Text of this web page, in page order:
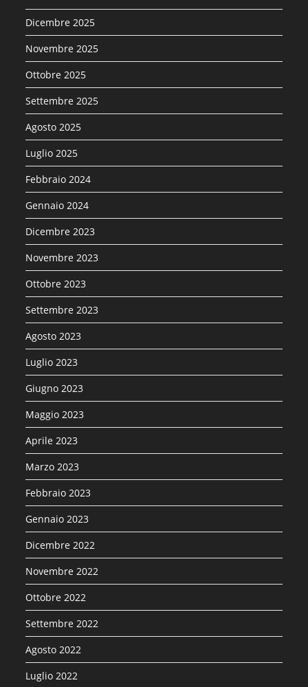
Dicembre 2025
Novembre 2025
Ottobre 2025
Settembre 2025
Agosto 2025
Luglio 2025
Febbraio 2024
Gennaio 2024
Dicembre 2023
Novembre 2023
Ottobre 2023
Settembre 2023
Agosto 2023
Luglio 2023
Giugno 2023
Maggio 2023
Aprile 2023
Marzo 2023
Febbraio 2023
Gennaio 2023
Dicembre 2022
Novembre 2022
Ottobre 2022
Settembre 2022
Agosto 2022
Luglio 2022